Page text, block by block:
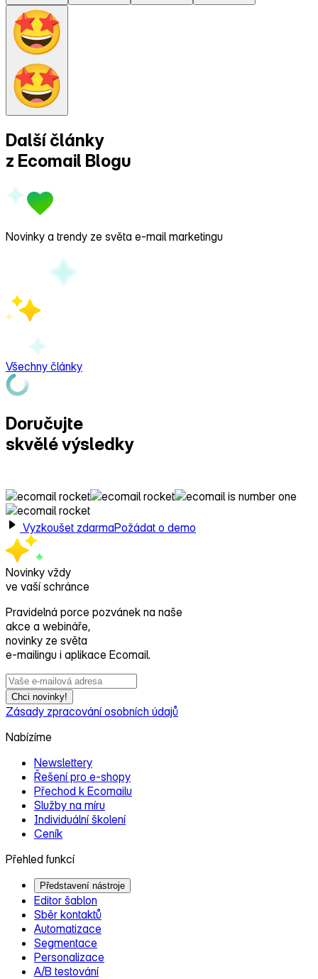
Další články
z Ecomail Blogu
Novinky a trendy ze světa e‑mail marketingu
Všechny články
Doručujte
skvělé výsledky
Vyzkoušet zdarmaPožádat o demo
Novinky vždy
ve vaší schránce
Pravidelná porce pozvánek na naše
akce a webináře,
novinky ze světa
e‑mailingu i aplikace Ecomail.
Chci novinky!
Zásady zpracování osobních údajů
Nabízíme
Newslettery
Řešení pro e‑shopy
Přechod k Ecomailu
Služby na míru
Individuální školení
Ceník
Přehled funkcí
Představení nástroje
Editor šablon
Sběr kontaktů
Automatizace
Segmentace
Personalizace
A/B testování